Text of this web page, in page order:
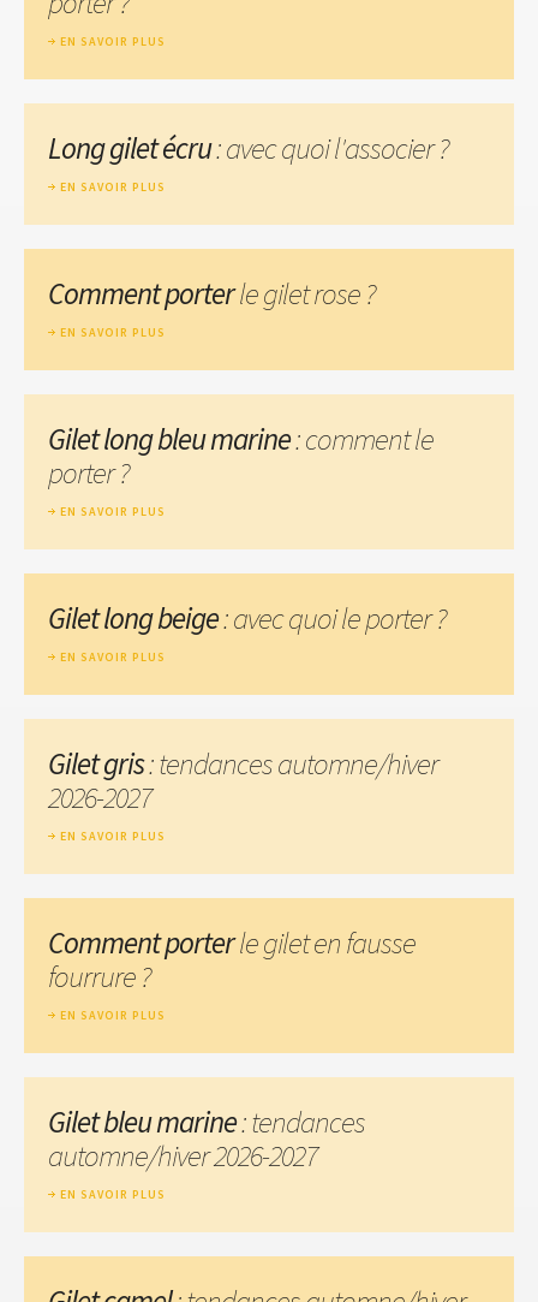
EN SAVOIR PLUS
Long gilet écru: avec quoi l'associer ?
EN SAVOIR PLUS
Comment porterle gilet rose ?
EN SAVOIR PLUS
Gilet long bleu marine: comment le
porter ?
EN SAVOIR PLUS
Gilet long beige: avec quoi le porter ?
EN SAVOIR PLUS
Gilet gris: tendances automne/hiver
2026-2027
EN SAVOIR PLUS
Comment porterle gilet en fausse
fourrure ?
EN SAVOIR PLUS
Gilet bleu marine: tendances
automne/hiver 2026-2027
EN SAVOIR PLUS